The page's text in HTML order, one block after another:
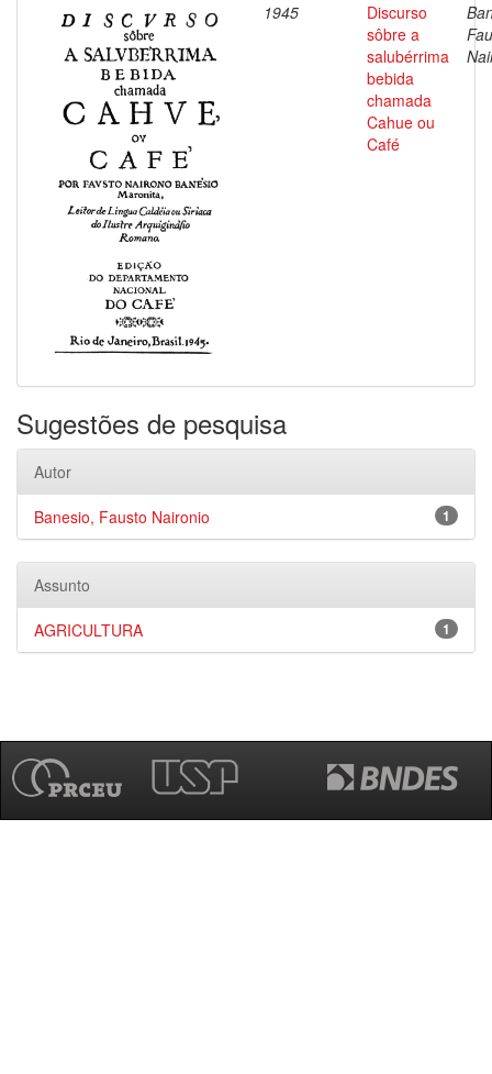
1945
Discurso
sôbre a
salubérrima
bebida
chamada
Cahue ou
Café
Sugestões de pesquisa
Autor
1
Banesio, Fausto Naironio
Assunto
1
AGRICULTURA